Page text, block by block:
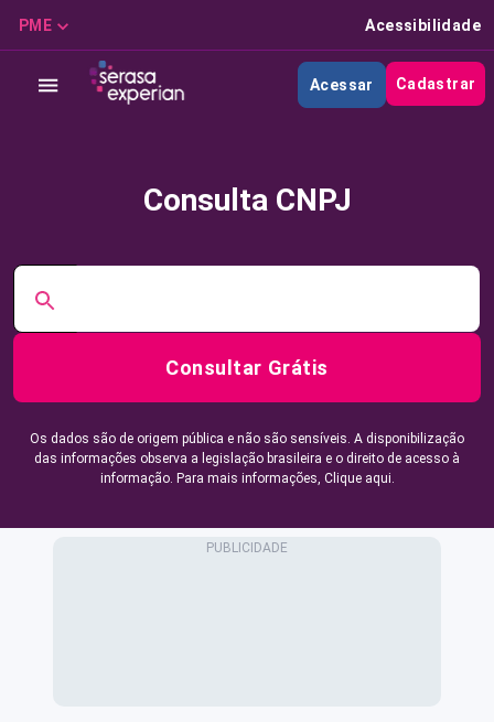
PME Acessibilidade
Acessar Cadastrar
Consulta CNPJ
Consultar Grátis
Os dados são de origem pública e não são sensíveis. A disponibilização
das informações observa a legislação brasileira e o direito de acesso à
informação. Para mais informações, Clique aqui.